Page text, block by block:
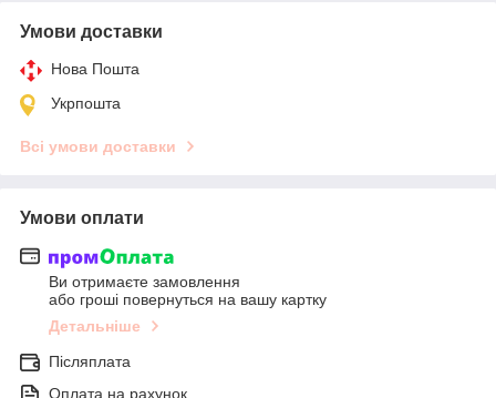
Умови доставки
Нова Пошта
Укрпошта
Всі умови доставки
Умови оплати
Ви отримаєте замовлення
або гроші повернуться на вашу картку
Детальніше
Післяплата
Оплата на рахунок